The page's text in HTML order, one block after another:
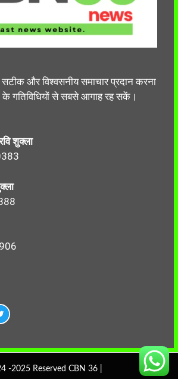
सटीक और विश्वसनीय समाचार प्रदान करना
के गतिविधियों से सबसे आगाह रह सकें।
शुक्ला
-2025 Reserved CBN 36 |